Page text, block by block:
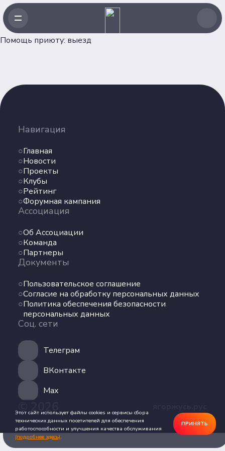
Помощь приюту: выезд
Навигация
Главная
Новости
Проекты
Клубы
Рейтинг
Форумная кампания
Ассоциация
Об Ассоциации
Команда
Партнеры
Документы
Пользовательское соглашение
Согласие на обработку персональных данных
Политика обеспечения безопасности
персональных данных
Соц. сети
Телеграм
ВКонтакте
Max
© 2026
Главная
Новости
Проекты
Клубы
Рейтинг
Форумная кампания
Команда
Партнеры
Пользовательское соглашение
Согласие на обработку персональных данных
Политика обеспечения безопасности
персональных данных
сети
Телеграм
ВКонтакте
Max
Этот сайт использует файлы cookies и сервисы сбора
технических данных посетителей для обеспечения
работоспособности и улучшения качества обслуживания
(подробнее здесь).
ПРИНЯТЬ